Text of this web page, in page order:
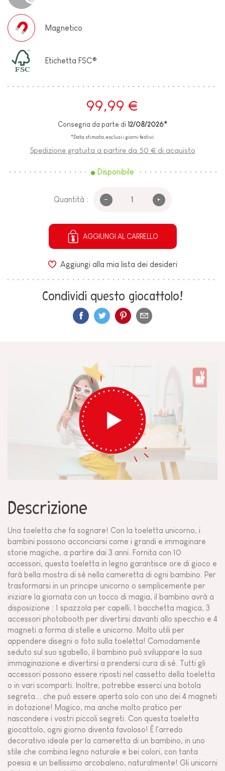
Magnetico
Etichetta FSC®
99,99 €
Consegna da parte di 12/08/2026*
*Data stimata, esclusi i giorni festivi.
Spedizione gratuita a partire da 50 € di acquisto
Disponibile
Quantità : - +
AGGIUNGI AL CARRELLO
Aggiungi alla mia lista dei desideri
Condividi questo giocattolo!
Descrizione
Una toeletta che fa sognare! Con la toeletta unicorno, i
bambini possono acconciarsi come i grandi e immaginare
storie magiche, a partire dai 3 anni. Fornita con 10
accessori, questa toeletta in legno garantisce ore di gioco e
farà bella mostra di sé nella cameretta di ogni bambino. Per
trasformarsi in un principe unicorno o semplicemente per
iniziare la giornata con un tocco di magia, il bambino avrà a
disposizione : 1 spazzola per capelli, 1 bacchetta magica, 3
accessori photobooth per divertirsi davanti allo specchio e 4
magneti a forma di stelle e unicorno. Molto utili per
appendere disegni o foto sulla toeletta! Comodamente
seduto sul suo sgabello, il bambino può sviluppare la sua
immaginazione e divertirsi a prendersi cura di sé. Tutti gli
accessori possono essere riposti nel cassetto della toeletta
o in vari scomparti. Inoltre, potrebbe esserci una botola
segreta... che può essere aperta solo con uno dei 4 magneti
in dotazione! Magico, ma anche molto pratico per
nascondere i vostri piccoli segreti. Con questa toeletta
giocattolo, ogni giorno diventa favoloso! È l'arredo
decorativo ideale per la cameretta di un bambino, in uno
stile che combina legno naturale e bei colori, con tanta
poesia e un bellissimo arcobaleno, naturalmente! Gli unicorni